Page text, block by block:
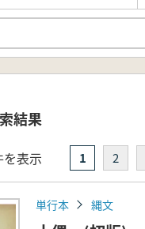
結果
表示 1 2
単行本 縄文